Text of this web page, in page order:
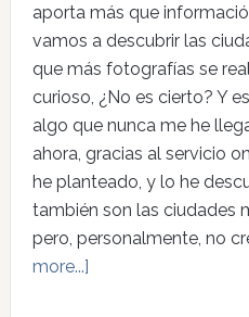
aporta más que
vamos a descubrir las
que más fotografías se
curioso, ¿No es cierto? Y
algo que nunca me he
ahora, gracias al servicio
he planteado, y lo he
también son las ciudades
pero, personalmente, no
more...]